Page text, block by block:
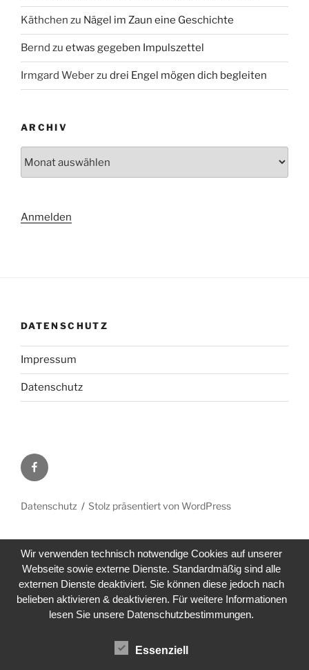
Käthchen zu Nägel im Zaun eine Geschichte
Bernd zu etwas gegeben Impulszettel
Irmgard Weberzu drei Engel mögen dich begleiten
ARCHIV
Anmelden
DATENSCHUTZ
Impressum
Datenschutz
Facebook
Datenschutz Stolz präsentiert von WordPress
Wir verwenden technisch notwendige Cookies auf unserer
Webseite sowie externe Dienste. Standardmäßig sind alle
externen Dienste deaktiviert. Sie können diese jedoch nach
belieben aktivieren & deaktivieren. Für weitere Informationen
lesen Sie unsere Datenschutzbestimmungen.
Essenziell